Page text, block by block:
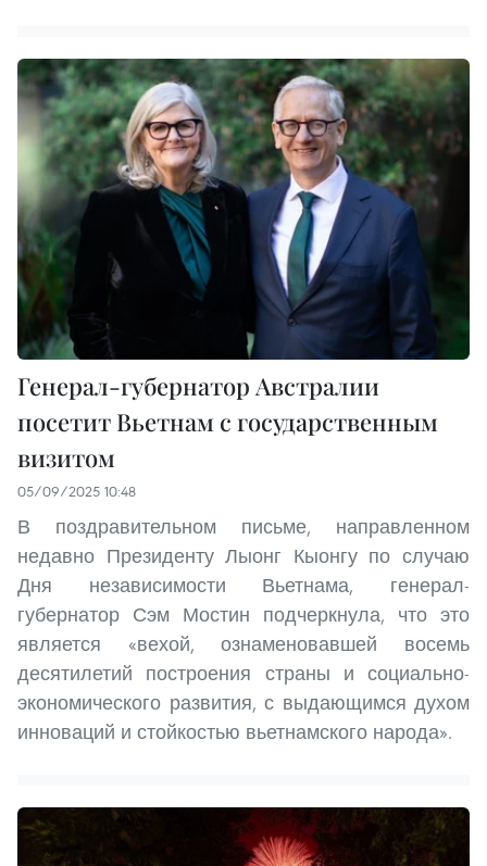
Генерал-губернатор Австралии
посетит Вьетнам с государственным
визитом
05/09/2025 10:48
В поздравительном письме, направленном
недавно Президенту Лыонг Кыонгу по случаю
Дня независимости Вьетнама, генерал-
губернатор Сэм Мостин подчеркнула, что это
является «вехой, ознаменовавшей восемь
десятилетий построения страны и социально-
экономического развития, с выдающимся духом
инноваций и стойкостью вьетнамского народа».